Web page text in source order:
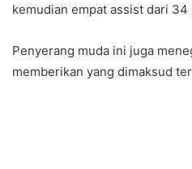
kemudian empat assist dari
Penyerang muda ini juga
memberikan yang dimaksud